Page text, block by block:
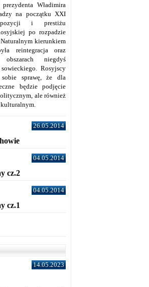
Władimira
na początku XXI
i prestiżu
po rozpadzie
kierunkiem
reintegracja oraz
niegdyś
Rosyjscy
sprawę, że dla
będzie podjęcie
ale również
26.05.2014
04.05.2014
cz.2
04.05.2014
cz.1
14.05.2023